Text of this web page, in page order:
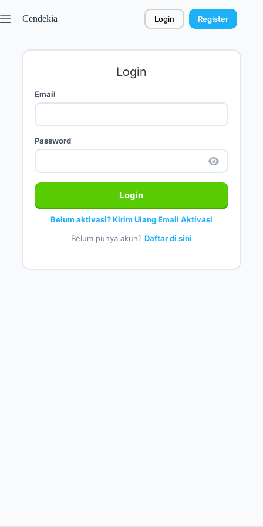
Cendekia Login Register
Login
Email
Password
Login
Belum aktivasi? Kirim Ulang Email Aktivasi
Belum punya akun? Daftar di sini